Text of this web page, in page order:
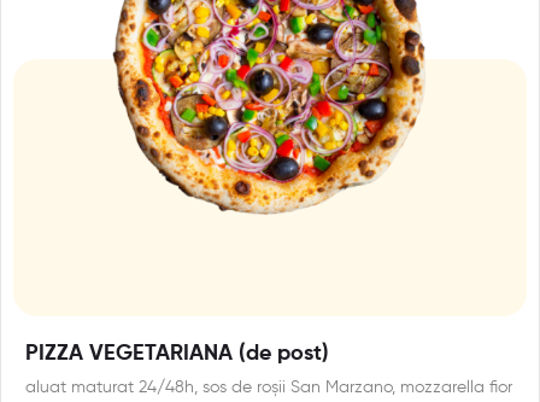
PIZZA VEGETARIANA (de post)
aluat maturat 24/48h, sos de roșii San Marzano, mozzarella fior